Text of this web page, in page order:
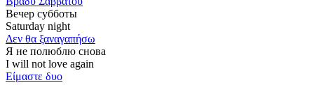
Вечер субботы
Saturday night
Δεν θα ξαναγαπήσω
Я не полюблю снова
I will not love again
Είμαστε δυο